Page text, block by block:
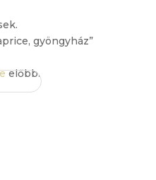
gyöngyház”
előbb.